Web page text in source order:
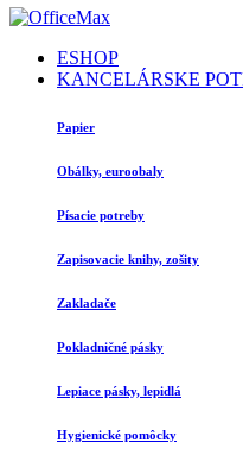
ESHOP
KANCELÁRSKE
Papier
Obálky, euroobaly
Písacie potreby
Zapisovacie knihy, zošity
Zakladače
Pokladničné pásky
Lepiace pásky, lepidlá
Hygienické pomôcky